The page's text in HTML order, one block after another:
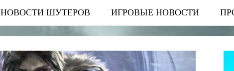
НОВОСТИ ШУТЕРОВ ИГРОВЫЕ НОВОСТИ